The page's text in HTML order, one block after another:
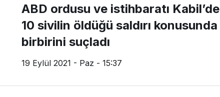
ABD ordusu ve istihbaratı Kabil’de
10 sivilin öldüğü saldırı konusunda
birbirini suçladı
19 Eylül 2021 - Paz - 15:37